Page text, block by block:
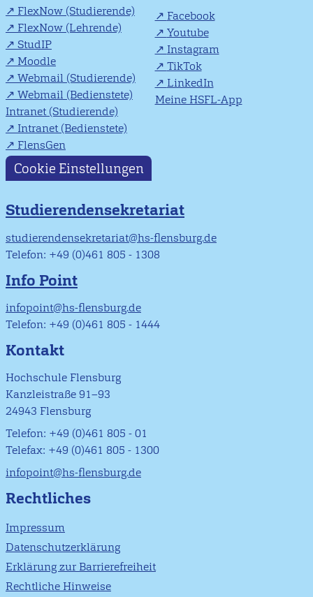
FlexNow (Studierende)
FlexNow (Lehrende)
StudIP
Moodle
Webmail (Studierende)
Webmail (Bedienstete)
Intranet (Studierende)
Intranet (Bedienstete)
FlensGen
Facebook
Youtube
Instagram
TikTok
LinkedIn
Meine HSFL-App
Cookie Einstellungen
Studierendensekretariat
studierendensekretariat@hs-flensburg.de
Telefon: +49 (0)461 805 - 1308
Info Point
infopoint@hs-flensburg.de
Telefon: +49 (0)461 805 - 1444
Kontakt
Hochschule Flensburg
Kanzleistraße 91–93
24943 Flensburg
Telefon: +49 (0)461 805 - 01
Telefax: +49 (0)461 805 - 1300
infopoint@hs-flensburg.de
Rechtliches
Impressum
Datenschutzerklärung
Erklärung zur Barrierefreiheit
Rechtliche Hinweise